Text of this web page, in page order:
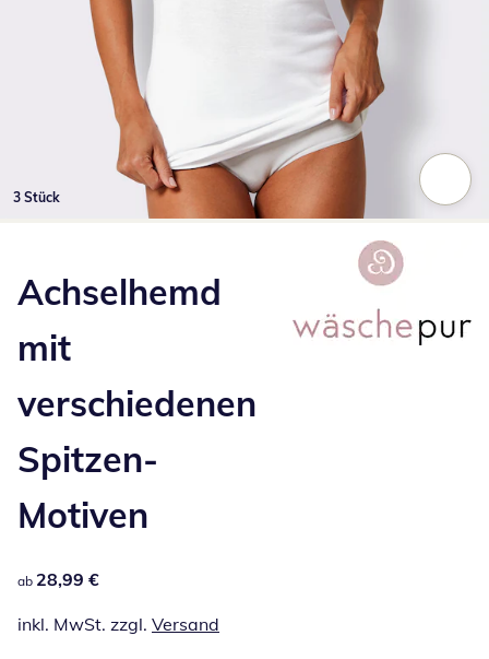
3 Stück
Achselhemd
mit
verschiedenen
Spitzen-
Motiven
28,99 €
ab 28,99 €
inkl. MwSt. zzgl. Versand